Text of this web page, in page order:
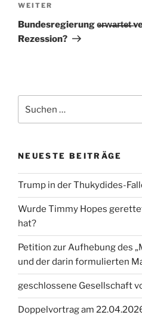
Nächster
Beitrag
WEITER
Bundesregierung e̶̶r̶̶w̶̶a̶̶r̶̶t̶̶e̶̶t̶
Rezession?
nach:
NEUESTE BEITRÄGE
Trump in der Thukydides-
Wurde Timmy Hopes
hat?
Petition zur Aufhebung des
und der darin formulierten
geschlossene Gesellschaft
Doppelvortrag am